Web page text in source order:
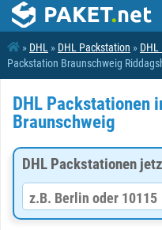
» DHL » DHL Packstation »
Packstation Braunschweig
DHL Packstationen
Braunschweig
DHL Packstationen